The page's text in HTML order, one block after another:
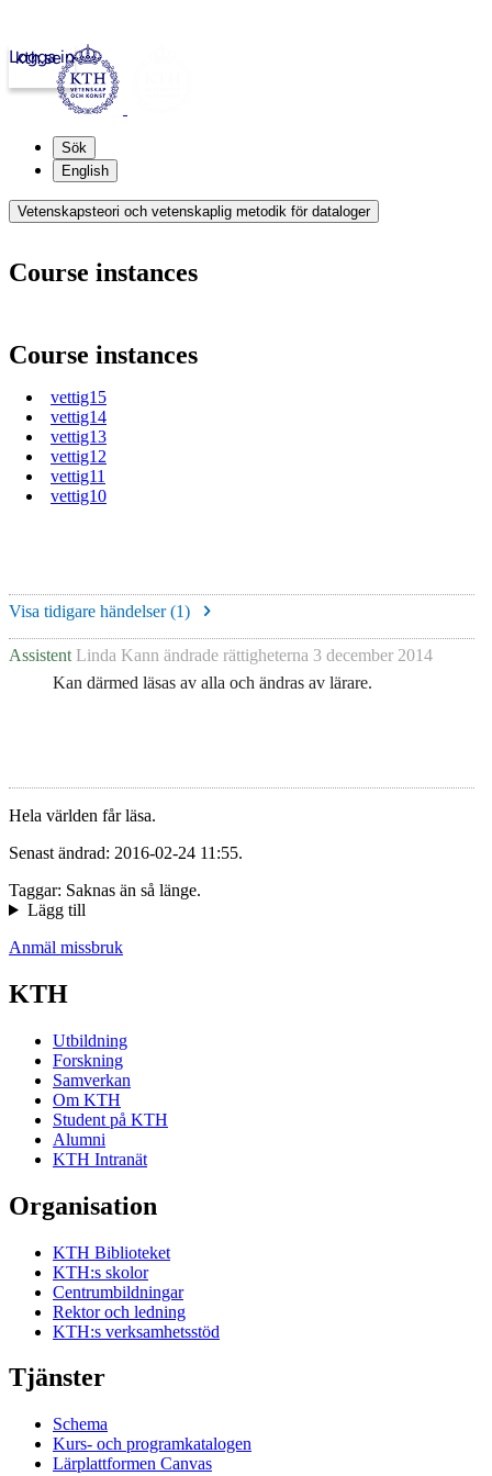
kth.se
Logga in
Sök
English
Vetenskapsteori och vetenskaplig metodik för dataloger
Course instances
Course instances
vettig15
vettig14
vettig13
vettig12
vettig11
vettig10
Visa tidigare händelser (1)
Assistent Linda Kann ändrade rättigheterna 3 december 2014
Kan därmed läsas av alla och ändras av lärare.
Hela världen får läsa.
Senast ändrad: 2016-02-24 11:55.
Taggar: Saknas än så länge.
Lägg till
Anmäl missbruk
KTH
Utbildning
Forskning
Samverkan
Om KTH
Student på KTH
Alumni
KTH Intranät
Organisation
KTH Biblioteket
KTH:s skolor
Centrumbildningar
Rektor och ledning
KTH:s verksamhetsstöd
Tjänster
Schema
Kurs- och programkatalogen
Lärplattformen Canvas